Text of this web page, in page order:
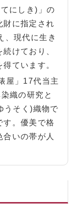
にしき)」の
財に指定され
、現代に生き
けており、
ています。
屋」17代当主
織の研究と
うそく)織物で
す。優美で格
いの帯が人